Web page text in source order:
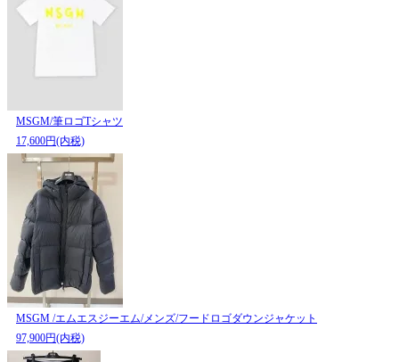
MSGM/筆ロゴTシャツ
17,600円(内税)
MSGM /エムエスジーエム/メンズ/フードロゴダウンジャケット
97,900円(内税)